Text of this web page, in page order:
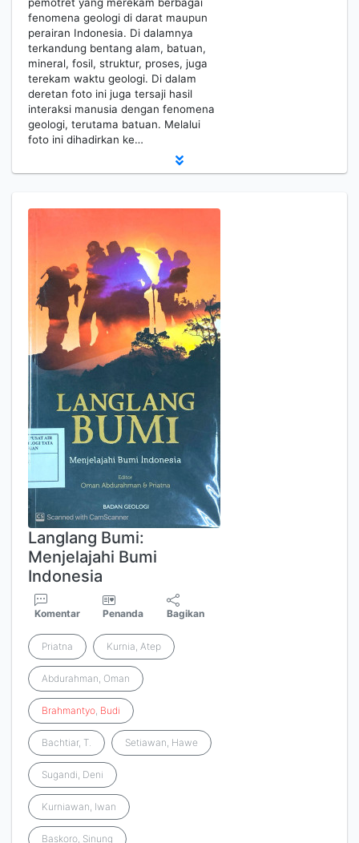
fenomena geologi di darat maupun
perairan Indonesia. Di dalamnya
terkandung bentang alam, batuan,
mineral, fosil, struktur, proses, juga
terekam waktu geologi. Di dalam
deretan foto ini juga tersaji hasil
interaksi manusia dengan fenomena
geologi, terutama batuan. Melalui
foto ini dihadirkan ke…
Langlang Bumi:
Menjelajahi Bumi
Indonesia
Komentar Penanda Bagikan
Priatna Kurnia, Atep
Abdurahman, Oman
Brahmantyo, Budi
Bachtiar, T. Setiawan, Hawe
Sugandi, Deni
Kurniawan, Iwan
Baskoro, Sinung